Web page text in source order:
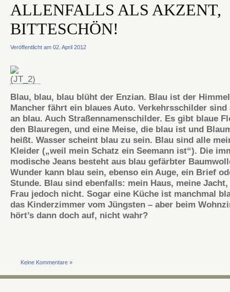
ALLENFALLS ALS AKZENT,
BITTESCHÖN!
Veröffentlicht am 02. April 2012
Blau, blau, blau blüht der Enzian. Blau ist der
Mancher fährt ein blaues Auto. Verkehrsschilder sind
an blau. Auch Straßennamenschilder. Es gibt blaue
den Blauregen, und eine Meise, die blau ist und
heißt. Wasser scheint blau zu sein. Blau sind alle
Kleider („weil mein Schatz ein Seemann ist“). Die
modische Jeans besteht aus blau gefärbter
Wunder kann blau sein, ebenso ein Auge, ein Brief
Stunde. Blau sind ebenfalls: mein Haus, meine Jacht,
Frau jedoch nicht. Sogar eine Küche ist manchmal
das Kinderzimmer vom Jüngsten – aber beim
hört’s dann doch auf, nicht wahr?
Keine Kommentare »